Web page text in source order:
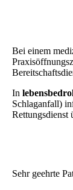
Bei einem
In
Schlaganfall)
Rettungsdienst
Sehr geehrte